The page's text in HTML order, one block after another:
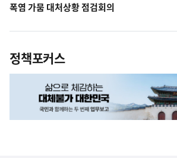
폭염 가뭄 대처상황 점검회의
정책포커스